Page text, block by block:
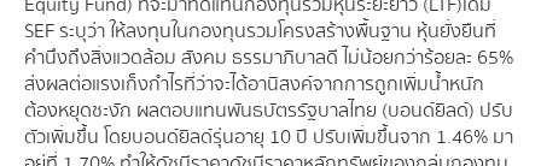
SEF ระบุว่า ให้ลงทุนในกองทุนรวมโครงสร้างพื้นฐาน หุ้นยั่งยืนที่
คำนึงถึงสิ่งแวดล้อม สังคม ธรรมาภิบาลดี ไม่น้อยกว่าร้อยละ 65%
ส่งผลต่อแรงเก็งกำไรที่ว่าจะได้อานิสงค์จากการถูกเพิ่มน้ำหนัก
ต้องหยุดชะงัก ผลตอบแทนพันธบัตรรัฐบาลไทย (บอนด์ยิลด์) ปรับ
ตัวเพิ่มขึ้น โดยบอนด์ยิลด์รุ่นอายุ 10 ปี ปรับเพิ่มขึ้นจาก 1.46% มา